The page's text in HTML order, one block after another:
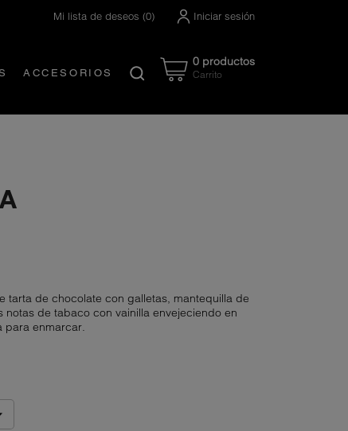
Mi lista de deseos (0) Iniciar sesión
ACCESORIOS
0 productos
Carrito
tarta de chocolate con galletas, mantequilla de
de tabaco con vainilla envejeciendo en
para enmarcar.